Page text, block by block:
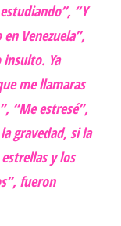
“Y
Venezuela”,
Ya
me llamaras
“Me estresé”,
gravedad, si la
y los
fueron